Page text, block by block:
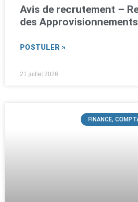
Avis de recrutement –
des
POSTULER »
21 juillet 2026
FINANCE,